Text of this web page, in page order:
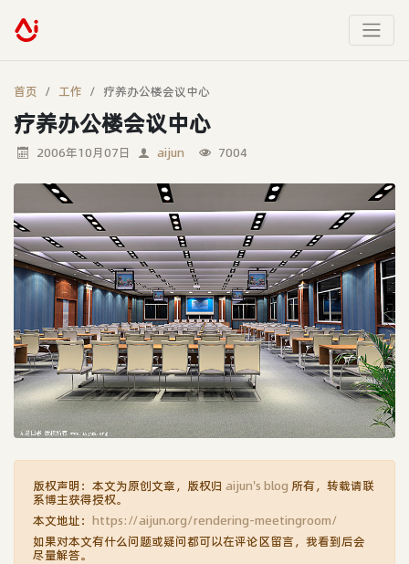
首页 工作 疗养办公楼会议中心
疗养办公楼会议中心
2006年10月07日 aijun 7004
版权声明：本文为原创文章，版权归 aijun's blog 所有，转载请联
系博主获得授权。
本文地址： https://aijun.org/rendering-meetingroom/
如果对本文有什么问题或疑问都可以在评论区留言，我看到后会
尽量解答。